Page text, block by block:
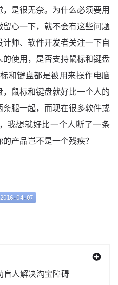
<label
										<div>
是很无奈。为什么必须要用
心一下，就不会有这些问题
师、软件开发者关注一下自
使用，是否支持鼠标和键盘
和键盘都是被用来操作电脑
鼠标和键盘就好比一个人的
腿一起，而现在很多软件或
我想就好比一个人断了一条
产品岂不是一个残疾？
2016-04-07
2016-04-07
盲人解决淘宝障碍